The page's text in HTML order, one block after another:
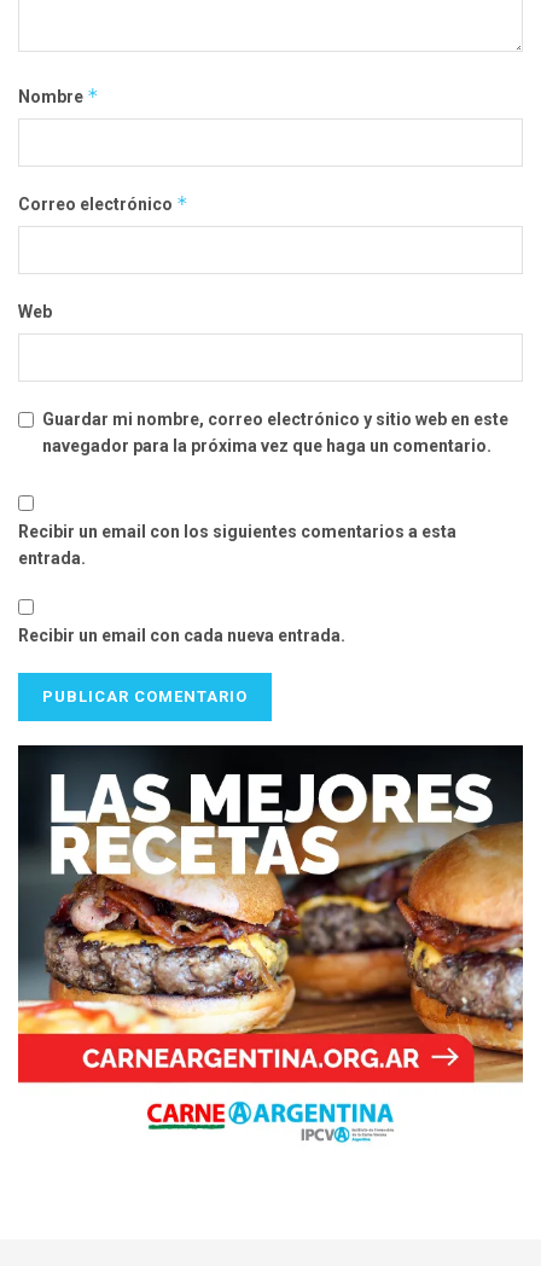
Nombre *
Correo electrónico *
Web
Guardar mi nombre, correo electrónico y sitio web en este
navegador para la próxima vez que haga un comentario.
Recibir un email con los siguientes comentarios a esta
entrada.
Recibir un email con cada nueva entrada.